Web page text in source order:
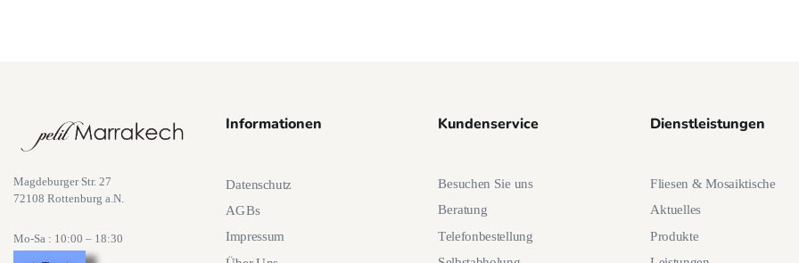
Magdeburger Str. 27
72108 Rottenburg a.N.
Mo-Sa : 10:00 – 18:30
Informationen
Datenschutz
AGBs
Impressum
Kundenservice
Besuchen Sie uns
Beratung
Telefonbestellung
Dienstleistungen
Fliesen & Mosaiktische
Aktuelles
Produkte